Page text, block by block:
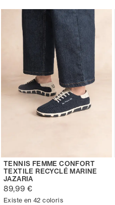
TENNIS FEMME CONFORT
TEXTILE RECYCLÉ MARINE
JAZARIA
89,99 €
Existe en 42 coloris